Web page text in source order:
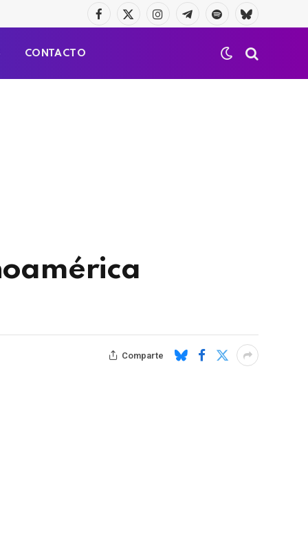
Facebook
X
InstagramTelegramaSpotifyBluesky
CONTACTO
Comparte